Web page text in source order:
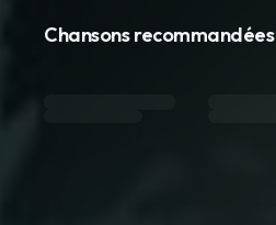
Chansons recommandées